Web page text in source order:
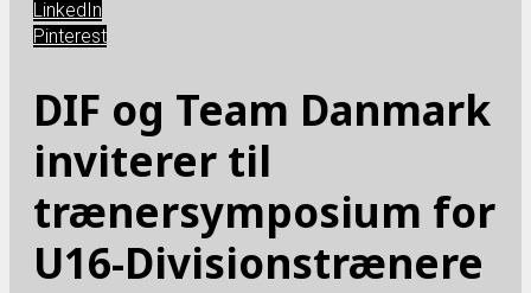
LinkedIn
Pinterest
DIF og Team Danmark
inviterer til
trænersymposium for
U16-Divisionstrænere